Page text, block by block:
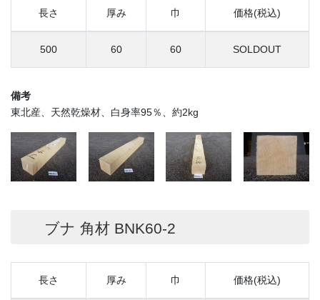
長さ 厚み 巾 価格(税込)
500 60 60 SOLDOUT
備考
東北産、天然乾燥材、白身率95％、約2kg
ブナ 角材 BNK60-2
長さ 厚み 巾 価格(税込)